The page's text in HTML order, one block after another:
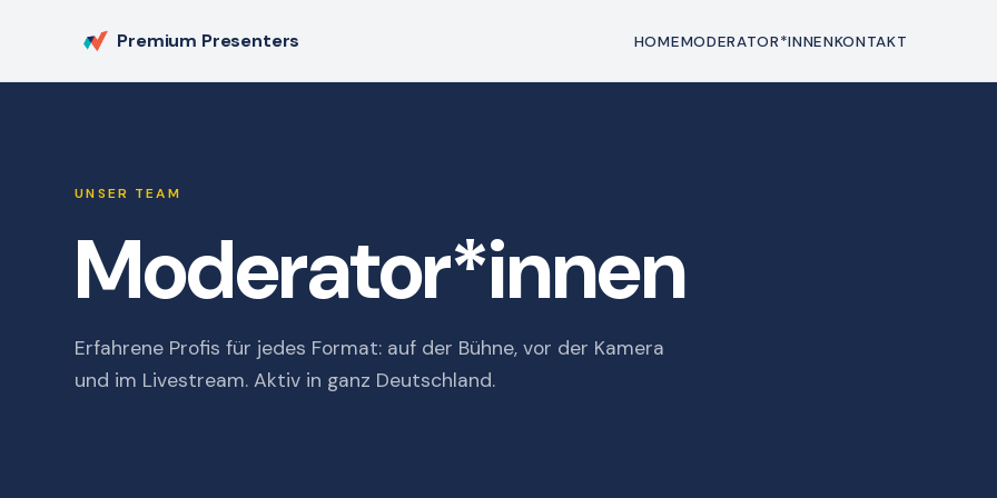
Premium Presenters HOMEMODERATOR*INNENKONTAKT
UNSER TEAM
Moderator*innen
Erfahrene Profis für jedes Format: auf der Bühne, vor der Kamera
und im Livestream. Aktiv in ganz Deutschland.